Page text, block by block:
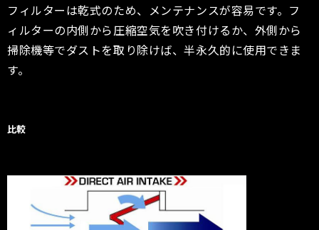
フィルターは乾式のため、メンテナンスが容易です。フ
ィルターの内側から圧縮空気を吹き付けるか、外側から
掃除機等でダストを取り除けば、半永久的に使用できま
す。
比較